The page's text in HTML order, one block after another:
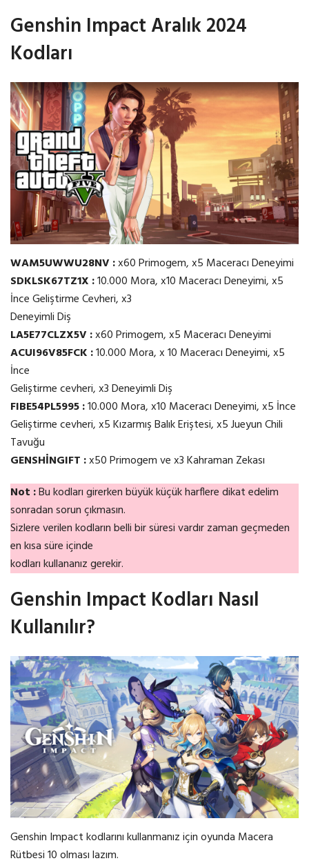
Genshin Impact Aralık 2024
Kodları
WAM5UWWU28NV :x60 Primogem, x5 Maceracı Deneyimi
SDKLSK67TZ1X :10.000 Mora, x10 Maceracı Deneyimi, x5
İnce Geliştirme Cevheri, x3
Deneyimli Diş
LA5E77CLZX5V :x60 Primogem, x5 Maceracı Deneyimi
ACUI96V85FCK :10.000 Mora, x 10 Maceracı Deneyimi, x5
İnce
Geliştirme cevheri, x3 Deneyimli Diş
FIBE54PL5995 :10.000 Mora, x10 Maceracı Deneyimi, x5 İnce
Geliştirme cevheri, x5 Kızarmış Balık Eriştesi, x5 Jueyun Chili
Tavuğu
GENSHİNGIFT :x50 Primogem ve x3 Kahraman Zekası
Not :Bu kodları girerken büyük küçük harflere dikat edelim
sonradan sorun çıkmasın.
Sizlere verilen kodların belli bir süresi vardır zaman geçmeden
en kısa süre içinde
kodları kullananız gerekir.
Genshin Impact Kodları Nasıl
Kullanılır?
Genshin Impact kodlarını kullanmanız için oyunda Macera
Rütbesi 10 olması lazım.